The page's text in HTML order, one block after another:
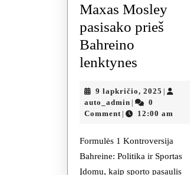
Maxas Mosley
pasisako prieš
Bahreino
lenktynes
vadovas
Maxas
pasisako
prieš
9 lapkričio, 2025 9
2025
|
auto_admin auto_admin
|
0
Comment | 12:00 am
Formulės 1 Kontroversija
Bahreine: Politika ir Sportas
Įdomu, kaip sporto pasaulis